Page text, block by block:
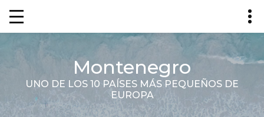
Montenegro
UNO DE LOS 10 PAÍSES MÁS PEQUEÑOS DE
EUROPA